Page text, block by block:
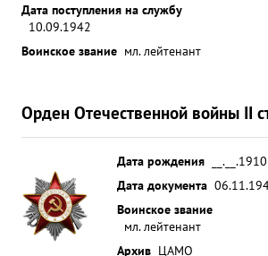
Дата поступления на службу
10.09.1942
Воинское звание мл. лейтенант
Орден Отечественной войны II
Дата рождения
__.__.1910
Дата документа
Воинское звание
мл. лейтенант
Архив ЦАМО